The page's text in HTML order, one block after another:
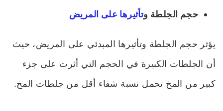
حجم الجلطة وتأثيرها على المريض
يؤثر حجم الجلطة وتأثيرها المبدئي على المريض، حيث
أن الجلطات الكبيرة في الحجم التي أثرت على جزء
كبير من المخ تحمل نسبة شفاء أقل من جلطات المخ.